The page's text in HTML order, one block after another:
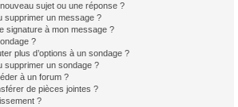
sujet ou une réponse ?
supprimer un message ?
signature à mon message ?
?
plus d’options à un sondage ?
supprimer un sondage ?
à un forum ?
de pièces jointes ?
?